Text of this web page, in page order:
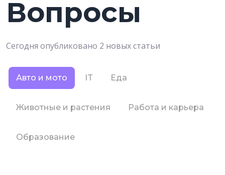
Вопросы
Сегодня опубликовано 2 новых статьи
Авто и мото IT Еда
Животные и растения Работа и карьера
Образование